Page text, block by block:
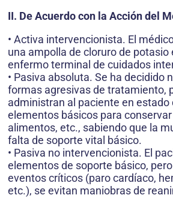
II. De Acuerdo con la Acción del
• Activa intervencionista. El
una ampolla de cloruro de potasio
enfermo terminal de cuidados
• Pasiva absoluta. Se ha decidido
formas agresivas de tratamiento,
administran al paciente en estado
elementos básicos para
alimentos, etc., sabiendo que la
falta de soporte vital básico.
• Pasiva no intervencionista. El
elementos de soporte básico,
eventos críticos (paro cardíaco,
etc.), se evitan maniobras de